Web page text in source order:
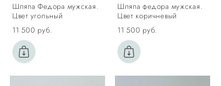
Шляпа Федора мужская.
Цвет угольный
11 500 pуб.
Шляпа федора мужская.
Цвет коричневый
11 500 pуб.